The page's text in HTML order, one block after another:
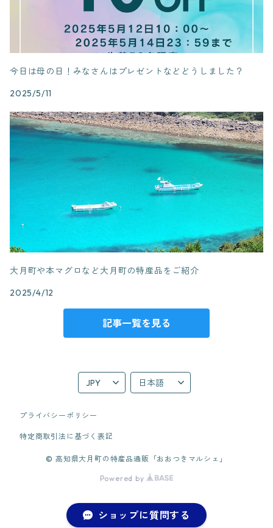
今日は母の日！みなさんはプレゼントなどどうしました？
2025/5/11
大月町や本マグロなど大月町の特産品をご紹介
2025/4/12
記事一覧を見る
プライバシーポリシー
特定商取引法に基づく表記
© 高知県大月町の特産品通販「おおつきマルシェ」
Powered by
ショップに質問する